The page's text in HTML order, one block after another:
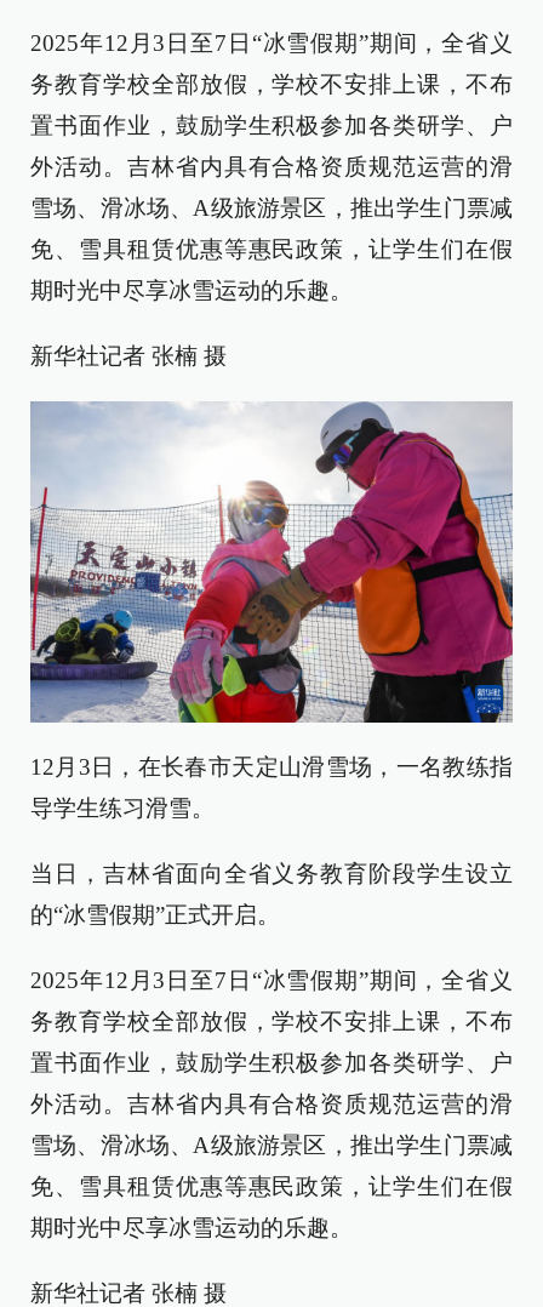
2025年12月3日至7日“冰雪假期”期间，全省义
务教育学校全部放假，学校不安排上课，不布
置书面作业，鼓励学生积极参加各类研学、户
外活动。吉林省内具有合格资质规范运营的滑
雪场、滑冰场、A级旅游景区，推出学生门票减
免、雪具租赁优惠等惠民政策，让学生们在假
期时光中尽享冰雪运动的乐趣。
新华社记者 张楠 摄
12月3日，在长春市天定山滑雪场，一名教练指
导学生练习滑雪。
当日，吉林省面向全省义务教育阶段学生设立
的“冰雪假期”正式开启。
2025年12月3日至7日“冰雪假期”期间，全省义
务教育学校全部放假，学校不安排上课，不布
置书面作业，鼓励学生积极参加各类研学、户
外活动。吉林省内具有合格资质规范运营的滑
雪场、滑冰场、A级旅游景区，推出学生门票减
免、雪具租赁优惠等惠民政策，让学生们在假
期时光中尽享冰雪运动的乐趣。
新华社记者 张楠 摄